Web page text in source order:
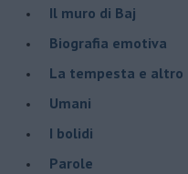
Il muro di Baj
Biografia emotiva
La tempesta e altro
Umani
I bolidi
Parole